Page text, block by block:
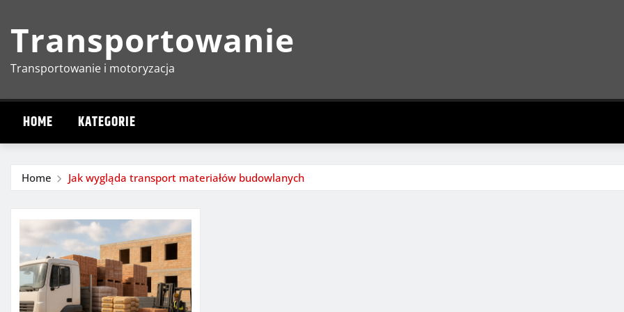
content
Transportowanie
Transportowanie i motoryzacja
HOME KATEGORIE
Home Jak wygląda transport materiałów budowlanych